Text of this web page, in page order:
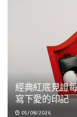
經典紅底見證
寫下愛的印記
05/08/2026